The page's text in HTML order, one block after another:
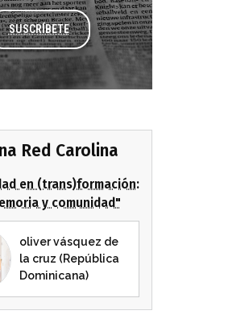
SUSCRÍBETE
Red Carolina
en (trans)formación:
y comunidad"
oliver vásquez de
la cruz (República
Dominicana)